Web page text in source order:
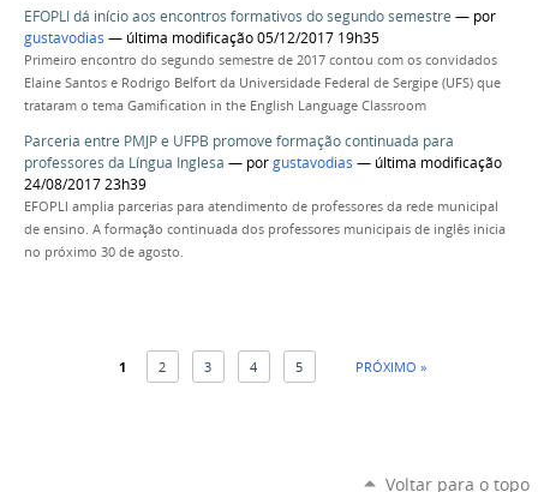
EFOPLI dá início aos encontros formativos do segundo semestre — por
gustavodias — última modificação 05/12/2017 19h35
Primeiro encontro do segundo semestre de 2017 contou com os convidados
Elaine Santos e Rodrigo Belfort da Universidade Federal de Sergipe (UFS) que
trataram o tema Gamification in the English Language Classroom
Parceria entre PMJP e UFPB promove formação continuada para
professores da Língua Inglesa — porgustavodias — última modificação
24/08/2017 23h39
EFOPLI amplia parcerias para atendimento de professores da rede municipal
de ensino. A formação continuada dos professores municipais de inglês inicia
no próximo 30 de agosto.
1 2 3 4 5 PRÓXIMO »
Voltar para o topo